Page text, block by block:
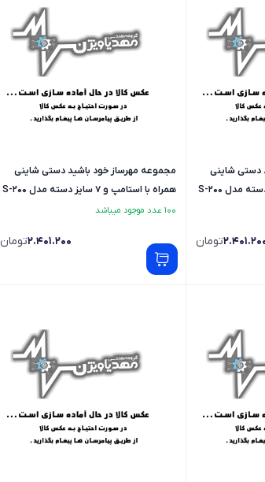
دستی شاینی
همراه با استامپ و 7 سایز دسته مدل S-200
تومان
مجموعه مهرساز خود باشید دستی شاینی
همراه با استامپ و 7 سایز دسته مدل S-200
- فارسی
100 عدد موجود میباشد
2.401.200تومان